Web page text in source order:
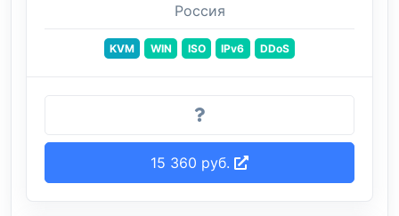
Россия
KVM WIN ISO IPv6 DDoS
15 360 руб.